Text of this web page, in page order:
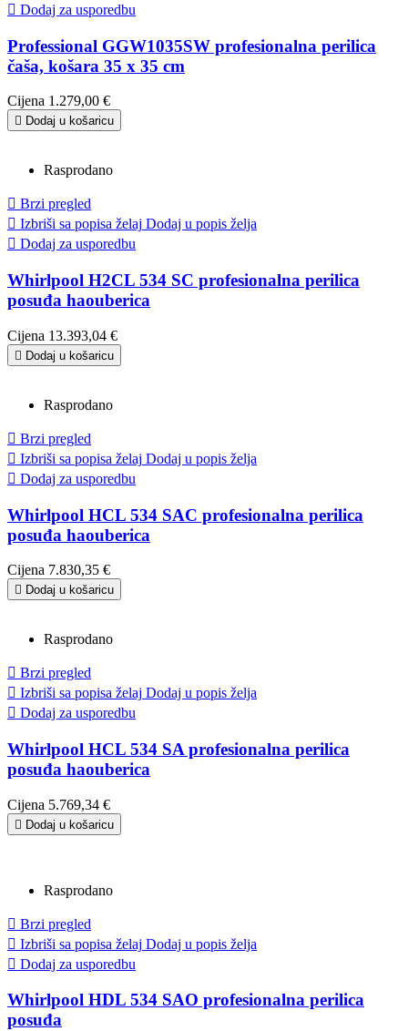
 Dodaj za usporedbu
Professional GGW1035SW profesionalna perilica
čaša, košara 35 x 35 cm
Cijena 1.279,00 €
 Dodaj u košaricu
Rasprodano
 Brzi pregled
 Izbriši sa popisa želaj Dodaj u popis želja
 Dodaj za usporedbu
Whirlpool H2CL 534 SC profesionalna perilica
posuđa haouberica
Cijena 13.393,04 €
 Dodaj u košaricu
Rasprodano
 Brzi pregled
 Izbriši sa popisa želaj Dodaj u popis želja
 Dodaj za usporedbu
Whirlpool HCL 534 SAC profesionalna perilica
posuđa haouberica
Cijena 7.830,35 €
 Dodaj u košaricu
Rasprodano
 Brzi pregled
 Izbriši sa popisa želaj Dodaj u popis želja
 Dodaj za usporedbu
Whirlpool HCL 534 SA profesionalna perilica
posuđa haouberica
Cijena 5.769,34 €
 Dodaj u košaricu
Rasprodano
 Brzi pregled
 Izbriši sa popisa želaj Dodaj u popis želja
 Dodaj za usporedbu
Whirlpool HDL 534 SAO profesionalna perilica
posuđa